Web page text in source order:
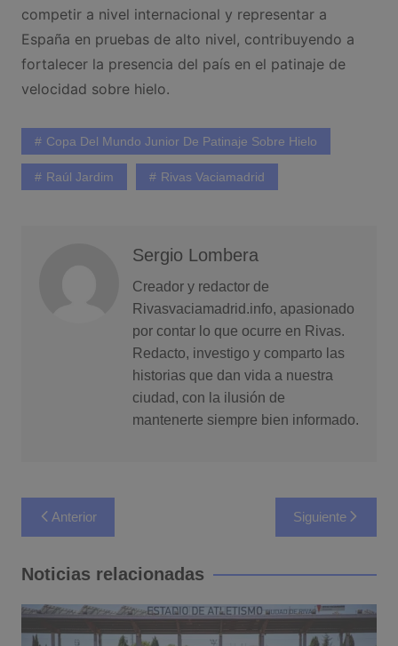
competir a nivel internacional y representar a
España en pruebas de alto nivel, contribuyendo a
fortalecer la presencia del país en el patinaje de
velocidad sobre hielo.
Copa Del Mundo Junior De Patinaje Sobre Hielo
Raúl Jardim Rivas Vaciamadrid
Sergio Lombera
Creador y redactor de
Rivasvaciamadrid.info, apasionado
por contar lo que ocurre en Rivas.
Redacto, investigo y comparto las
historias que dan vida a nuestra
ciudad, con la ilusión de
mantenerte siempre bien informado.
Navegación
de
entradas
Anterior Siguiente
Noticias relacionadas